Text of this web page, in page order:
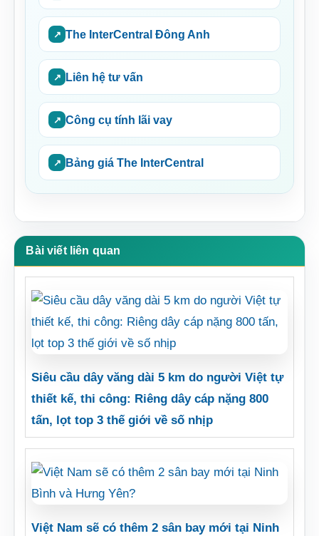
The InterCentral Đông Anh
Liên hệ tư vấn
Công cụ tính lãi vay
Bảng giá The InterCentral
Bài viết liên quan
Siêu cầu dây văng dài 5 km do người Việt tự
thiết kế, thi công: Riêng dây cáp nặng 800
tấn, lọt top 3 thế giới về số nhịp
Việt Nam sẽ có thêm 2 sân bay mới tại Ninh